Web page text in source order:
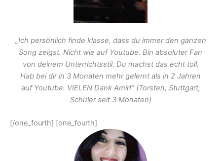
„Ich persönlich finde klasse, dass du immer den ganzen
Song zeigst. Nicht wie auf Youtube. Bin absoluter Fan
von deinem Unterrichtsstil. Du machst das echt toll.
Hab bei dir in 3 Monaten mehr gelernt als in 2 Jahren
auf Youtube. VIELEN Dank Amir!“ (Torsten, Stuttgart,
Schüler seit 3 Monaten)
[/one_fourth] [one_fourth]